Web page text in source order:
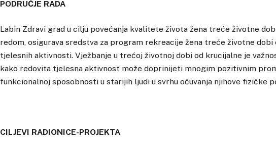
PODRUČJE RADA
Labin Zdravi grad u cilju povećanja kvalitete života žena treće životne
redom, osigurava sredstva za program rekreacije žena treće životne
tjelesnih aktivnosti. Vježbanje u trećoj životnoj dobi od krucijalne je
kako redovita tjelesna aktivnost može doprinijeti mnogim pozitivnim
funkcionalnoj sposobnosti u starijih ljudi u svrhu očuvanja njihove fizičke
CILJEVI RADIONICE-PROJEKTA